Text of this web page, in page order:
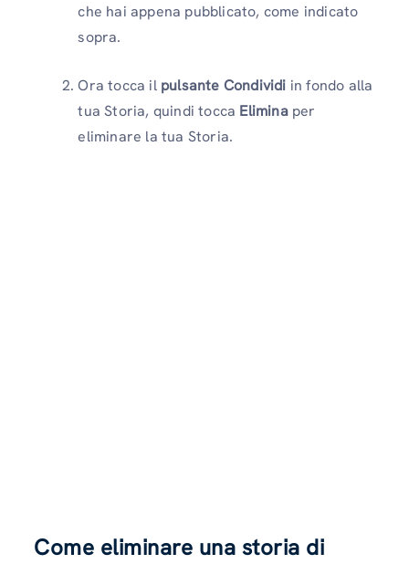
che hai appena pubblicato, come indicato
sopra.
Ora tocca il pulsante Condividi in fondo alla
tua Storia, quindi tocca Eliminaper
eliminare la tua Storia.
Come eliminare una storia di